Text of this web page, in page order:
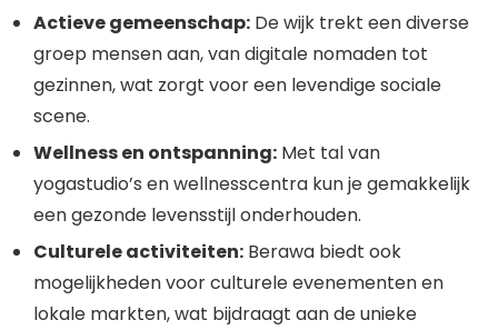
Actieve gemeenschap: De wijk trekt een diverse
groep mensen aan, van digitale nomaden tot
gezinnen, wat zorgt voor een levendige sociale
scene.
Wellness en ontspanning: Met tal van
yogastudio’s en wellnesscentra kun je gemakkelijk
een gezonde levensstijl onderhouden.
Culturele activiteiten: Berawa biedt ook
mogelijkheden voor culturele evenementen en
lokale markten, wat bijdraagt aan de unieke